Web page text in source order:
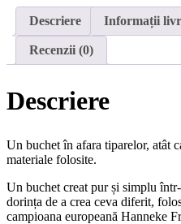
Descriere Informații
Recenzii (0)
Descriere
Un buchet în afara tiparelor, atât
materiale folosite.
Un buchet creat pur și simplu
dorința de a crea ceva diferit,
campioana europeană Hanneke